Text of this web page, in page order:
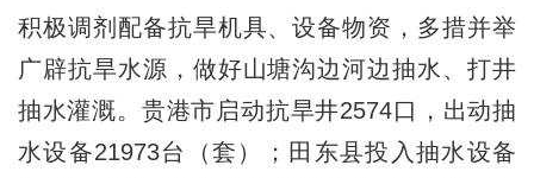
积极调剂配备抗旱机具、设备物资，多措并举
广辟抗旱水源，做好山塘沟边河边抽水、打井
抽水灌溉。贵港市启动抗旱井2574口，出动抽
水设备21973台（套）；田东县投入抽水设备